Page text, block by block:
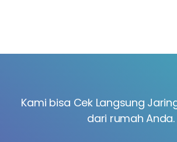
Kami bisa Cek Langsung
dari rumah Anda.